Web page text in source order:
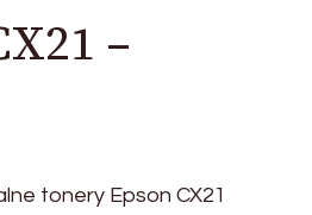
–
tonery Epson CX21